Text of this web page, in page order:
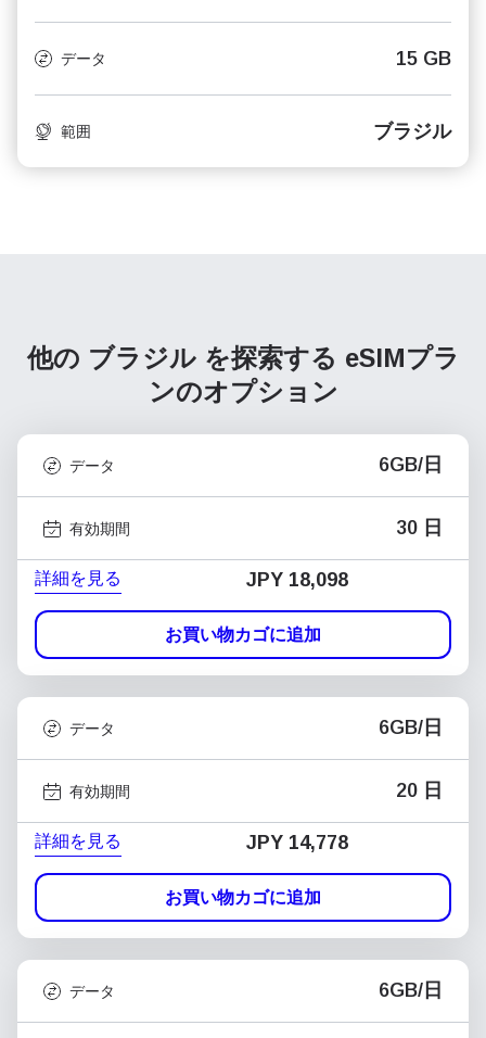
データ 15 GB
範囲 ブラジル
他の ブラジル を探索する eSIMプラ
ンのオプション
データ 6GB/日
有効期間 30 日
詳細を見る JPY 18,098
お買い物カゴに追加
データ 6GB/日
有効期間 20 日
詳細を見る JPY 14,778
お買い物カゴに追加
データ 6GB/日